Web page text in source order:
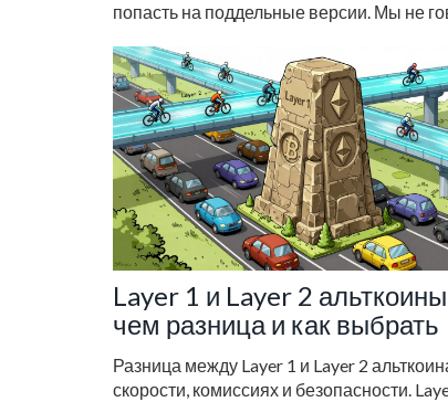
попасть на поддельные версии. Мы не
Layer 1 и Layer 2
чем разница и как выбрать
Разница между Layer 1 и Layer 2
скорости, комиссиях и безопасности.